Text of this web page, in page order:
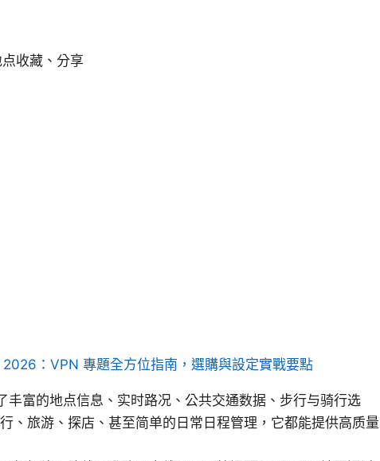
收藏、分享
：VPN 專題全方位指南，選購與設定實戰要點
富的地点信息、实时路况、公共交通数据、步行与骑行选
、旅游、探店、甚至简单的日常日程管理，它都能提供高质量